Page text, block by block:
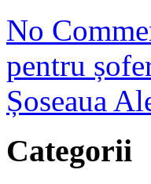
No
pentru
Șoseaua
Categorii